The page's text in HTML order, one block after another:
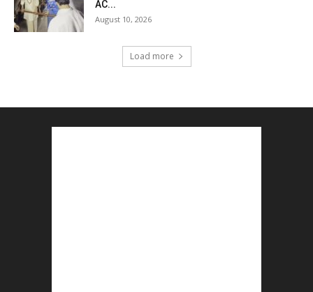
AC...
August 10, 2026
Load more